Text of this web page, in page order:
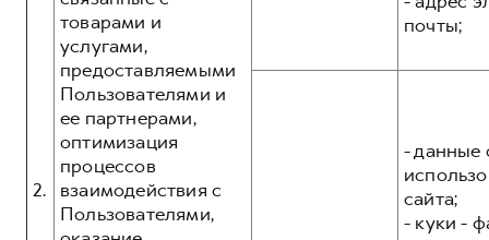
2.
товарами и
услугами,
предоставляемыми
Пользователями и
ее партнерами,
оптимизация
процессов
взаимодействия с
Пользователями,
почты;
- данные
сайта;
- куки -